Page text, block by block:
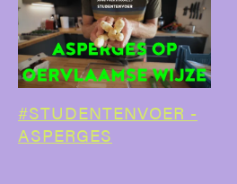
#STUDENTENVOER -
ASPERGES